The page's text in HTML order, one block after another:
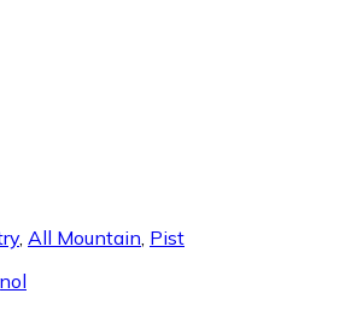
, All Mountain, Pist